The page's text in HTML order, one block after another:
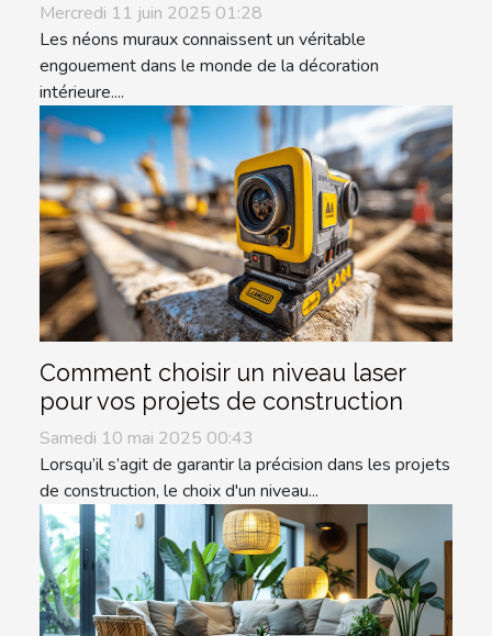
Mercredi 11 juin 2025 01:28
Les néons muraux connaissent un véritable
engouement dans le monde de la décoration
intérieure....
Comment choisir un niveau laser
pour vos projets de construction
Samedi 10 mai 2025 00:43
Lorsqu’il s’agit de garantir la précision dans les projets
de construction, le choix d'un niveau...